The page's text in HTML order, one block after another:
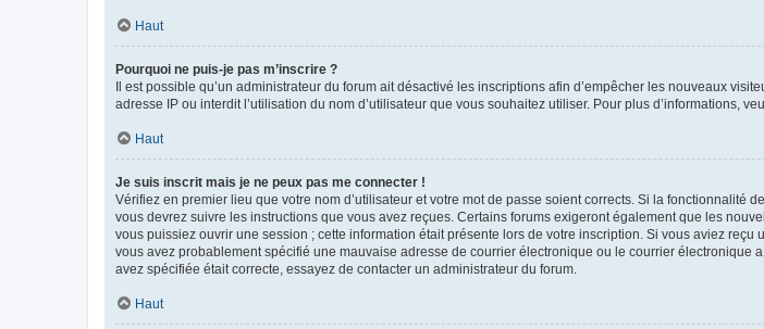
Haut
Pourquoi ne puis-je pas m’inscrire ?
Il est possible qu’un administrateur du forum ait désactivé les inscriptions afin d’empêcher les nouveaux
adresse IP ou interdit l’utilisation du nom d’utilisateur que vous souhaitez utiliser. Pour plus d’informations,
Haut
Je suis inscrit mais je ne peux pas me connecter !
Vérifiez en premier lieu que votre nom d’utilisateur et votre mot de passe soient corrects. Si la fonctionnalité
vous devrez suivre les instructions que vous avez reçues. Certains forums exigeront également que les
vous puissiez ouvrir une session ; cette information était présente lors de votre inscription. Si vous aviez
vous avez probablement spécifié une mauvaise adresse de courrier électronique ou le courrier
avez spécifiée était correcte, essayez de contacter un administrateur du forum.
Haut